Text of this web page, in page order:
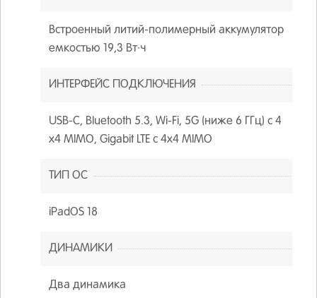
Встроенный литий-полимерный аккумулятор
емкостью 19,3 Вт·ч
ИНТЕРФЕЙС ПОДКЛЮЧЕНИЯ
USB-C, Bluetooth 5.3, Wi‑Fi, 5G (ниже 6 ГГц) с 4
x4 MIMO, Gigabit LTE с 4x4 MIMO
ТИП ОС
iPadOS 18
ДИНАМИКИ
Два динамика